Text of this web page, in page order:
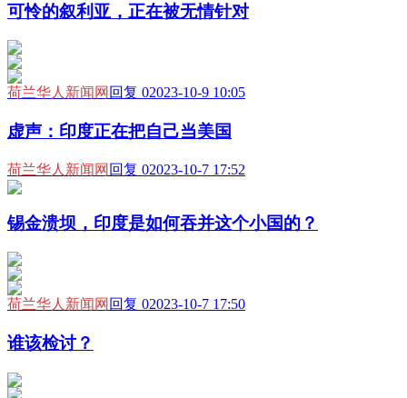
可怜的叙利亚，正在被无情针对
荷兰华人新闻网 回复 02023-10-9 10:05
虚声：印度正在把自己当美国
荷兰华人新闻网 回复 02023-10-7 17:52
锡金溃坝，印度是如何吞并这个小国的？
荷兰华人新闻网 回复 02023-10-7 17:50
谁该检讨？